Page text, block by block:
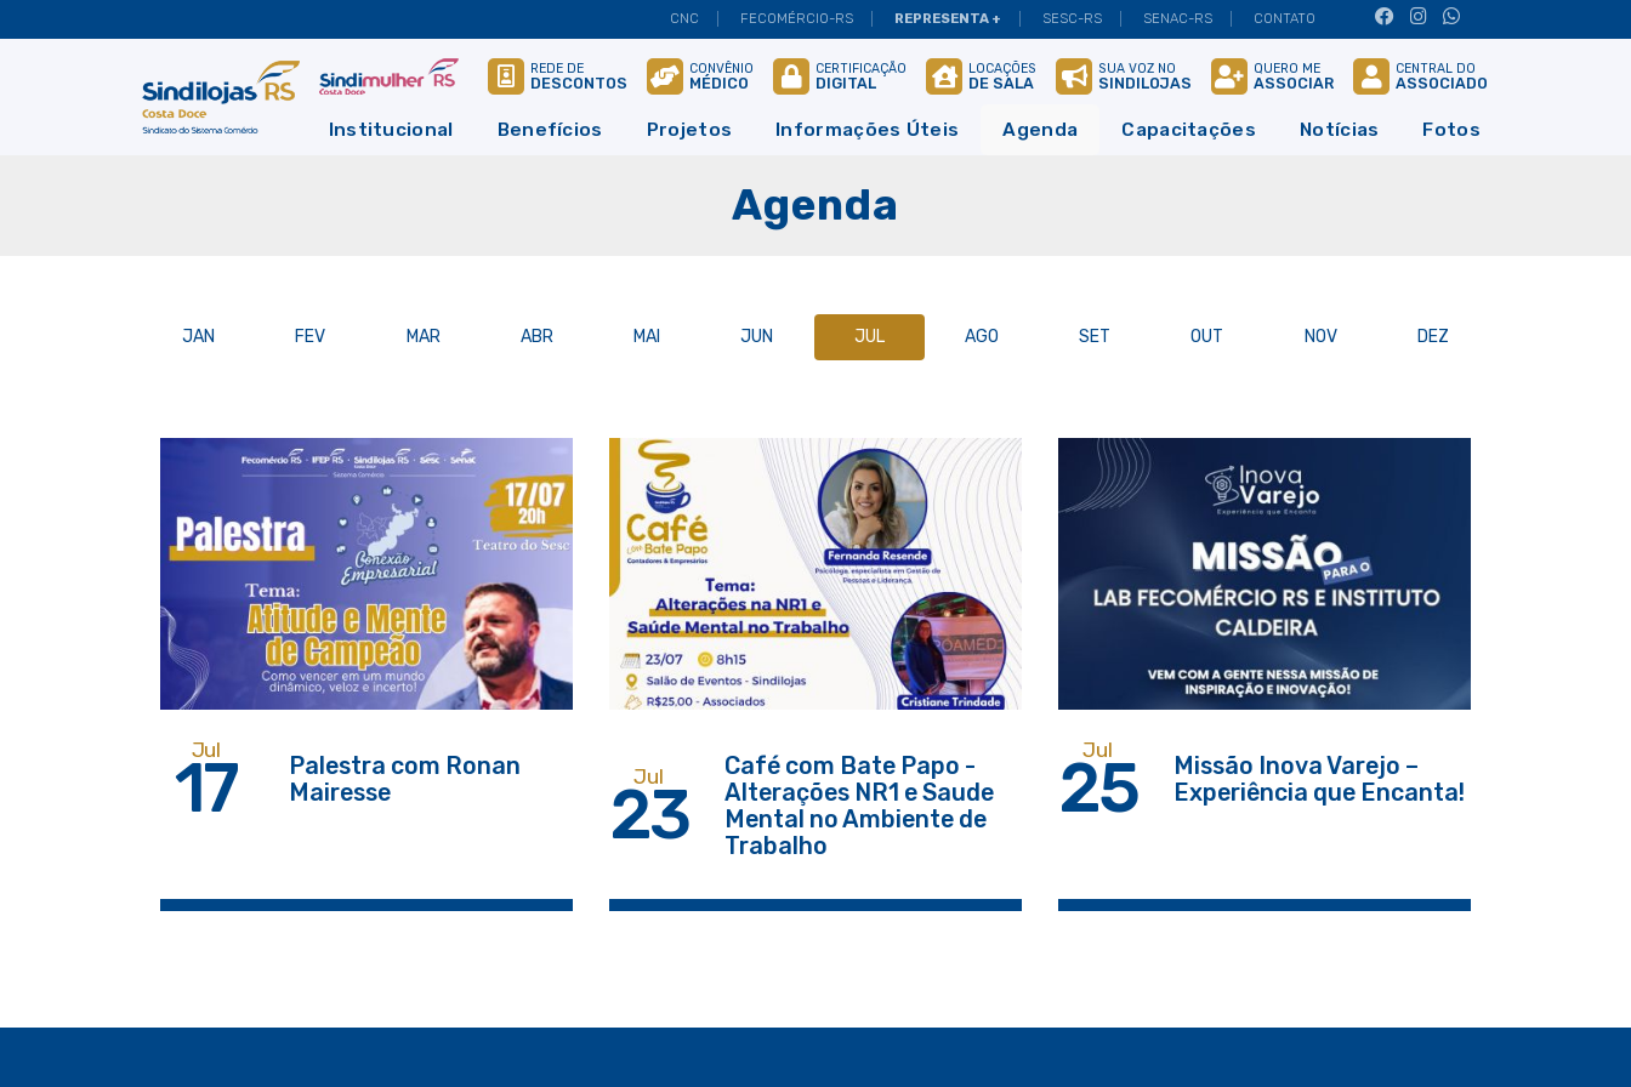
CNC FECOMÉRCIO-RS REPRESENTA + SESC-RS SENAC-RS CONTATO
REDE DE
DESCONTOS
CONVÊNIO
MÉDICO
CERTIFICAÇÃO
DIGITAL
LOCAÇÕES
DE SALA
SUA VOZ NO
SINDILOJAS
QUERO ME
ASSOCIAR
CENTRAL DO
ASSOCIADO
Institucional Benefícios Projetos Informações Úteis Agenda Capacitações Notícias Fotos
Agenda
JAN FEV MAR ABR MAI JUN JUL AGO SET OUT NOV DEZ
Jul
17
Palestra com Ronan
Mairesse
Jul
23
Café com Bate Papo -
Alterações NR1 e Saude
Mental no Ambiente de
Trabalho
Jul
25
Missão Inova Varejo –
Experiência que Encanta!